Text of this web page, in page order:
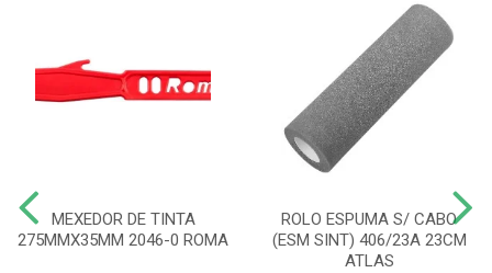
MEXEDOR DE TINTA
275MMX35MM 2046-0 ROMA
ROLO ESPUMA S/ CABO
(ESM SINT) 406/23A 23CM
ATLAS